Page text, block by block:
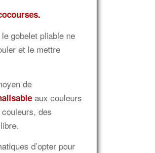
gobelet pliable ne
et le mettre
de
aux couleurs
des
d’opter pour